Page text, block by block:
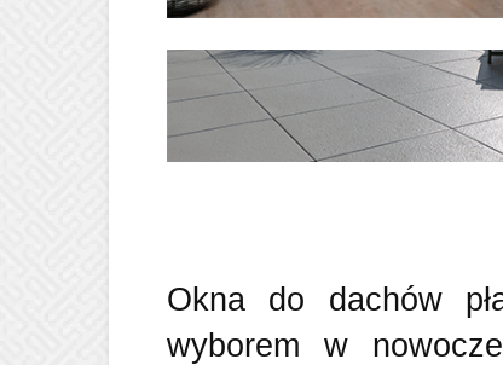
Okna do dachów
wyborem w